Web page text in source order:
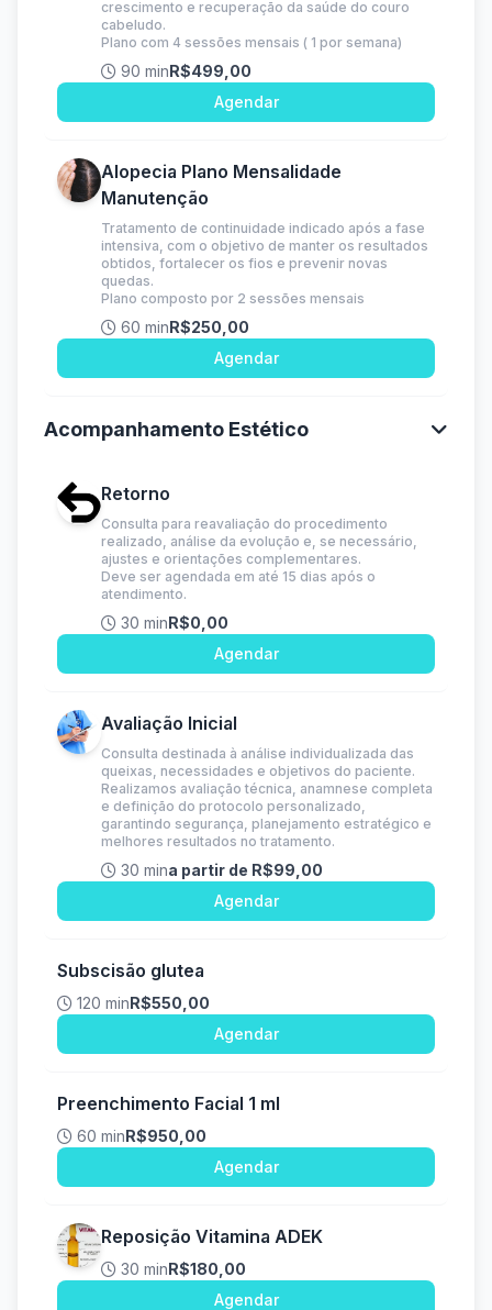
crescimento e recuperação da saúde do couro
cabeludo.
Plano com 4 sessões mensais ( 1 por semana)
90 minR$499,00
Agendar
Alopecia Plano Mensalidade
Manutenção
Tratamento de continuidade indicado após a fase
intensiva, com o objetivo de manter os resultados
obtidos, fortalecer os fios e prevenir novas
quedas.
Plano composto por 2 sessões mensais
60 minR$250,00
Agendar
Acompanhamento Estético
Retorno
Consulta para reavaliação do procedimento
realizado, análise da evolução e, se necessário,
ajustes e orientações complementares.
Deve ser agendada em até 15 dias após o
atendimento.
30 minR$0,00
Agendar
Avaliação Inicial
Consulta destinada à análise individualizada das
queixas, necessidades e objetivos do paciente.
Realizamos avaliação técnica, anamnese completa
e definição do protocolo personalizado,
garantindo segurança, planejamento estratégico e
melhores resultados no tratamento.
30 mina partir de R$99,00
Agendar
Subscisão glutea
120 minR$550,00
Agendar
Preenchimento Facial 1 ml
60 minR$950,00
Agendar
Reposição Vitamina ADEK
30 minR$180,00
Agendar